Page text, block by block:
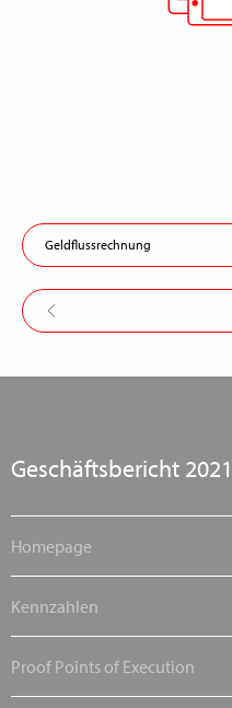
Geldflussrechnung
Geschäftsbericht 2021
Homepage
Kennzahlen
Proof Points of Execution